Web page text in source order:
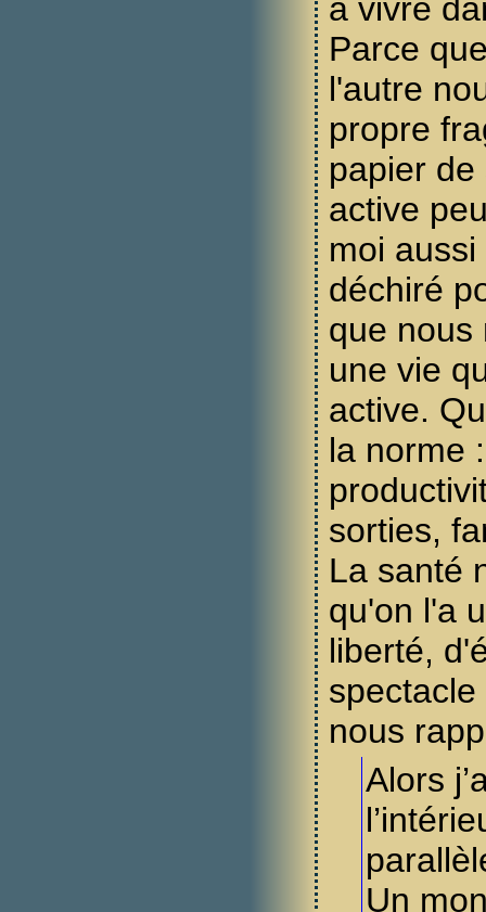
à vivre
Parce
l'autre
propre
papier
active
moi
déchiré
que nous
une vie
active.
la norme
sorties,
La santé
qu'on l'a
liberté,
nous
Alors
Un